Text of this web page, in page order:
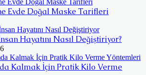
Evde Doğal Maske Tarifleri
Hayatını Nasıl Değiştiriyor?
Kalmak İçin Pratik Kilo Verme